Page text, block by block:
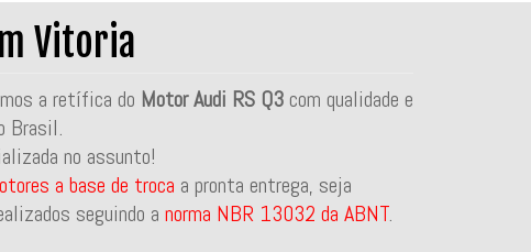
Vitoria
a retífica do Motor Audi RS Q3com qualidade e
Brasil.
no assunto!
a base de troca a pronta entrega, seja
seguindo a norma NBR 13032 da ABNT.